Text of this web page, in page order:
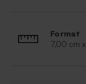
Format
7,00 cm